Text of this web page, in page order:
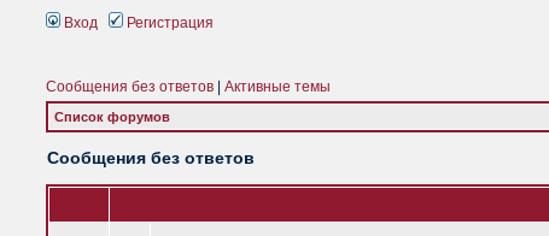
Вход Регистрация
Сообщения без ответов Активные темы
Список форумов
Сообщения без ответов